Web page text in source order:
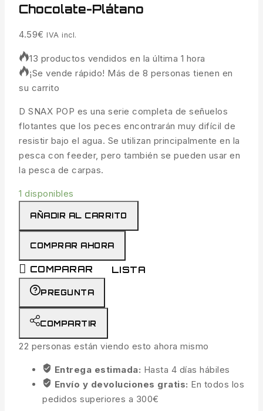
Chocolate-Plátano
4.59€ IVA incl.
13 productos vendidos en la última 1 hora
¡Se vende rápido! Más de 8 personas tienen en
su carrito
D SNAX POP es una serie completa de señuelos
flotantes que los peces encontrarán muy difícil de
resistir bajo el agua. Se utilizan principalmente en la
pesca con feeder, pero también se pueden usar en
la pesca de carpas.
1 disponibles
AÑADIR AL CARRITO
COMPRAR AHORA
COMPARAR LISTA
PREGUNTA
COMPARTIR
22 personas están viendo esto ahora mismo
Entrega estimada: Hasta 4 días hábiles
Envío y devoluciones gratis: En todos los
pedidos superiores a 300€